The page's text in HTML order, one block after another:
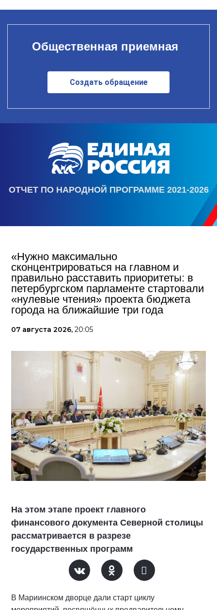
Общественная приемная
Создать обращение
ОТЧЕТ ПО НАРОДНОЙ ПРОГРАММЕ 2021-2026
«Нужно максимально
сконцентрироваться на главном и
правильно расставить приоритеты: в
петербургском парламенте стартовали
«нулевые чтения» проекта бюджета
города на ближайшие три года
07 августа 2026, 20:05
На этом этапе проект главного
финансового документа Северной столицы
рассматривается в разрезе
государственных программ
В Мариинском дворце дали старт циклу